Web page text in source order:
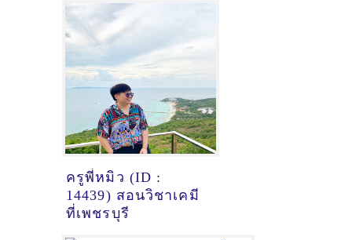
ครูพี่หมิว (ID :
14439) สอนวิชาเคมี
ที่เพชรบุรี